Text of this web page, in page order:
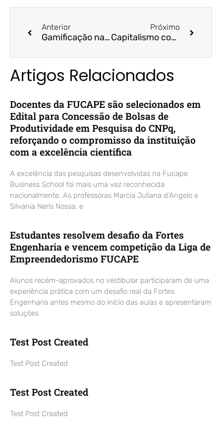
Anterior
Gamificação na educação: transformando o ensino com elementos de jogos | Folha Vitória | Octavio Locatelli
Próximo
Capitalismo consciente | Folha Vitória | Fucape
Artigos Relacionados
Docentes da FUCAPE são selecionados em
Edital para Concessão de Bolsas de
Produtividade em Pesquisa do CNPq,
reforçando o compromisso da instituição
com a excelência científica
A excelência das pesquisas desenvolvidas na Fucape
Business School foi mais uma vez reconhecida
nacionalmente. As professoras Marcia Juliana d’Angelo e
Silvania Neris Nossa, e
Estudantes resolvem desafio da Fortes
Engenharia e vencem competição da Liga de
Empreendedorismo FUCAPE
Alunos recém-aprovados no vestibular participaram de uma
experiência prática com um desafio real da Fortes
Engenharia antes mesmo do início das aulas e apresentaram
soluções
Test Post Created
Test Post Created
Test Post Created
Test Post Created